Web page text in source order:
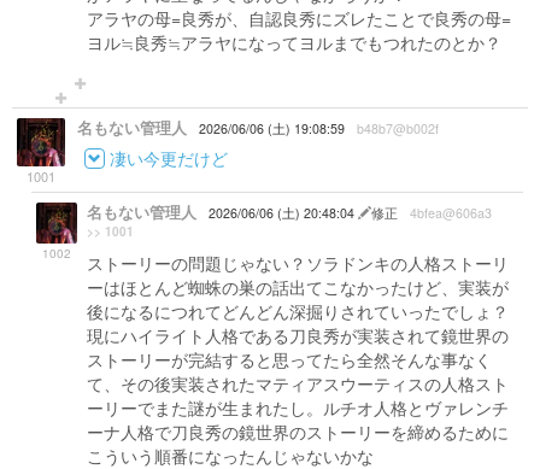
アラヤの母=良秀が、自認良秀にズレたことで良秀の母=
ヨル≒良秀≒アラヤになってヨルまでもつれたのとか？
1001
名もない管理人 2026/06/06 (土) 19:08:59 b48b7@b002f
凄い今更だけど
1002
名もない管理人 2026/06/06 (土) 20:48:04 修正 4bfea@606a3
>> 1001
ストーリーの問題じゃない？ソラドンキの人格ストーリ
ーはほとんど蜘蛛の巣の話出てこなかったけど、実装が
後になるにつれてどんどん深掘りされていったでしょ？
現にハイライト人格である刀良秀が実装されて鏡世界の
ストーリーが完結すると思ってたら全然そんな事なく
て、その後実装されたマティアスウーティスの人格スト
ーリーでまた謎が生まれたし。ルチオ人格とヴァレンチ
ーナ人格で刀良秀の鏡世界のストーリーを締めるために
こういう順番になったんじゃないかな